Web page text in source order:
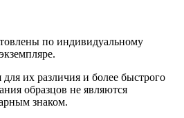
по индивидуальному
их различия и более быстрого
образцов не являются
знаком.